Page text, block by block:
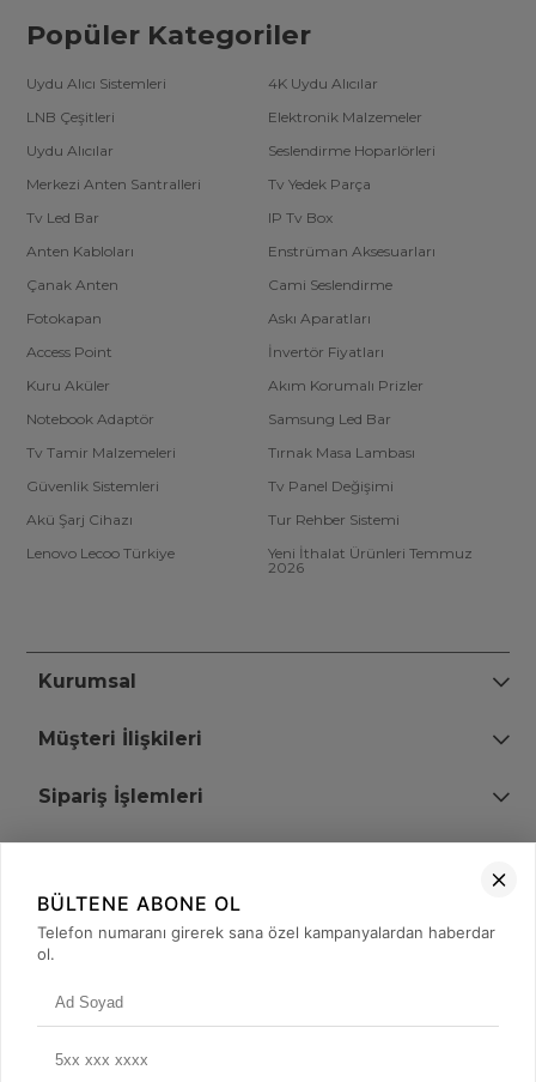
Popüler Kategoriler
Uydu Alıcı Sistemleri
4K Uydu Alıcılar
LNB Çeşitleri
Elektronik Malzemeler
Uydu Alıcılar
Seslendirme Hoparlörleri
Merkezi Anten Santralleri
Tv Yedek Parça
Tv Led Bar
IP Tv Box
Anten Kabloları
Enstrüman Aksesuarları
Çanak Anten
Cami Seslendirme
Fotokapan
Askı Aparatları
Access Point
İnvertör Fiyatları
Kuru Aküler
Akım Korumalı Prizler
Notebook Adaptör
Samsung Led Bar
Tv Tamir Malzemeleri
Tırnak Masa Lambası
Güvenlik Sistemleri
Tv Panel Değişimi
Akü Şarj Cihazı
Tur Rehber Sistemi
Lenovo Lecoo Türkiye
Yeni İthalat Ürünleri Temmuz
2026
Kurumsal
Müşteri İlişkileri
Sipariş İşlemleri
+90 (850) 473 08 08
BÜLTENE ABONE OL
Telefon numaranı girerek sana özel kampanyalardan haberdar
ol.